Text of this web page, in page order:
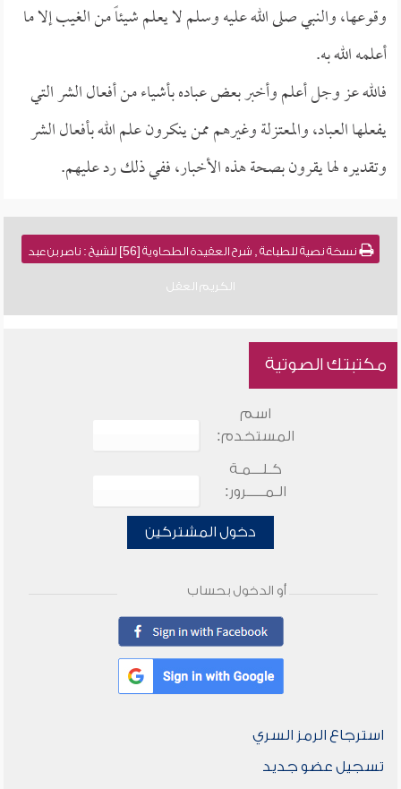
وقوعها، والنبي صلى الله عليه وسلم لا يعلم شيئاً من الغيب إلا ما
أعلمه الله به.
فالله عز وجل أعلم وأخبر بعض عباده بأشياء من أفعال الشر التي
يفعلها العباد، والمعتزلة وغيرهم ممن ينكرون علم الله بأفعال الشر
وتقديره لها يقرون بصحة هذه الأخبار، ففي ذلك رد عليهم.
نسخة نصية للطباعة , شرح العقيدة الطحاوية [56] للشيخ : ناصر بن عبد
الكريم العقل
مكتبتك الصوتية
اسم
المستخدم:
كـلـــمـة
الـمـــــرور:
دخول المشتركين
أو الدخول بحساب
استرجاع الرمز السري
تسجيل عضو جديد